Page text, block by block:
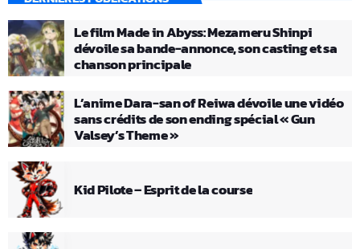
Le film Made in Abyss: Mezameru Shinpi
dévoile sa bande-annonce, son casting et sa
chanson principale
L’anime Dara-san of Reiwa dévoile une vidéo
sans crédits de son ending spécial « Gun
Valsey’s Theme »
Kid Pilote – Esprit de la course